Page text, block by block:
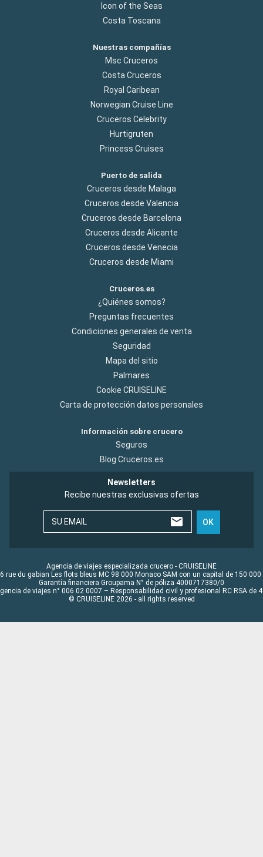
Icon of the Seas
Costa Toscana
Nuestras compañías
Msc Cruceros
Costa Cruceros
Royal Caribean
Norwegian Cruise Line
Cruceros Celebrity
Hurtigruten
Princess Cruises
Puerto de salida
Cruceros desde Malaga
Cruceros desde Valencia
Cruceros desde Barcelona
Cruceros desde Alicante
Cruceros desde Venecia
Cruceros desde Miami
Cruceros.es
¿Quiénes somos?
Preguntas frecuentes
Condiciones generales de venta
Seguridad
Mapa del sitio
Palmares
Cookie CRUISELINE
Carta de protección datos personales
Información sobre crucero
Seguros
Blog Cruceros.es
Newsletters
Recibe nuestras exclusivas ofertas
SU EMAIL OK
Agencia de viajes especializada crucero - CRUISELINE
rue du gabian Les flots bleus MC 98 000 Monaco SAM con un capital de 150 000
Garantía financiera Groupama N° de póliza 4000717380/0
de viajes n° 006 02 0007 – Responsabilidad civil y profesional RC RSA de
© CRUISELINE 2026 - all rights reserved